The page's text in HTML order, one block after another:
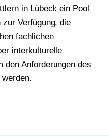
in Lübeck ein Pool
Verfügung, die
fachlichen
interkulturelle
den Anforderungen des